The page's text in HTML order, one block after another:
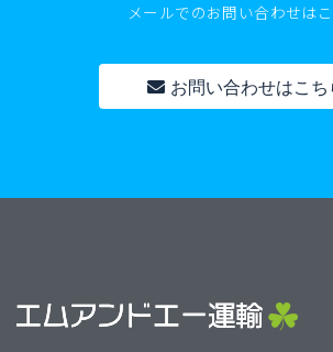
メールでのお問い合わせは
お問い合わせはこち